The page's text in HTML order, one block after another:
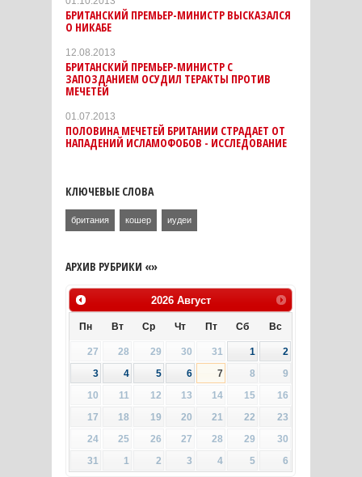
БРИТАНСКИЙ ПРЕМЬЕР-МИНИСТР ВЫСКАЗАЛСЯ
О НИКАБЕ
12.08.2013
БРИТАНСКИЙ ПРЕМЬЕР-МИНИСТР С
ЗАПОЗДАНИЕМ ОСУДИЛ ТЕРАКТЫ ПРОТИВ
МЕЧЕТЕЙ
01.07.2013
ПОЛОВИНА МЕЧЕТЕЙ БРИТАНИИ СТРАДАЕТ ОТ
НАПАДЕНИЙ ИСЛАМОФОБОВ - ИССЛЕДОВАНИЕ
КЛЮЧЕВЫЕ СЛОВА
британия кошер иудеи
АРХИВ РУБРИКИ «»
2026 Август
Пн Вт Ср Чт Пт Сб Вс
27 28 29 30 31 1
2
3
4 5 6 7 8
9
10
11 12 13 14 15
16
17
18 19 20 21 22
23
24
25 26 27 28 29
30
31
1 2 3 4 5 6